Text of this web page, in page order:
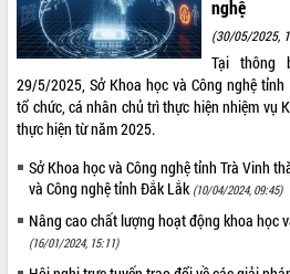
món ăn từ sầu riêng
Đắk Lắk công bố Quy hoạch và xúc
tiến đầu tư tỉnh
Ngành cá ngừ Đắk Lắk chủ động thích
ứng để giữ vững thị trường xuất khẩu
Diễn đàn Kinh tế tư nhân Việt Nam đột
phá cơ chế - Hợp tác công tư
Đề án 06 tạo bước ngoặt đột phá trong
cải cách hành chính tỉnh Đắk Lắk
Kết nối tour, đẩy mạnh chuyển đổi số
để phát triển du lịch Đắk Lắk
nghệ
(30/05/2025,
Tại thông
29/5/2025, Sở Khoa học và Công nghệ
tổ chức, cá nhân chủ trì thực hiện nhiệm vụ
thực hiện từ năm 2025.
Sở Khoa học và Công nghệ tỉnh Trà Vinh
và Công nghệ tỉnh Đắk Lắk (10/04/2024, 09:45)
Nâng cao chất lượng hoạt động khoa học
(16/01/2024, 15:11)